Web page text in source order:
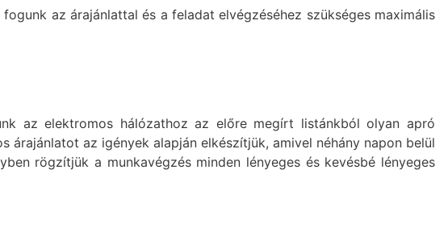
az árajánlattal és a feladat elvégzéséhez szükséges maximális
az elektromos hálózathoz az előre megírt listánkból olyan apró
az igények alapján elkészítjük, amivel néhány napon belül
rögzítjük a munkavégzés minden lényeges és kevésbé lényeges